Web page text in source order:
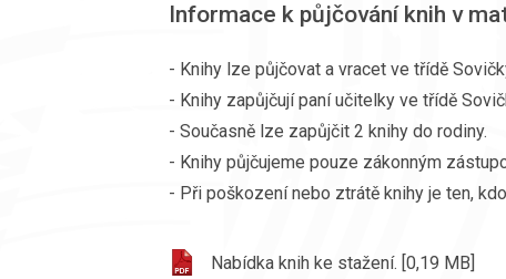
Informace k půjčování knih v
- Knihy lze půjčovat a vracet ve třídě
- Knihy zapůjčují paní učitelky ve třídě
- Současně lze zapůjčit 2 knihy do rodiny.
- Knihy půjčujeme pouze zákonným
- Při poškození nebo ztrátě knihy je ten,
Nabídka knih ke stažení. [0,19 MB]